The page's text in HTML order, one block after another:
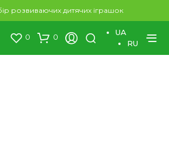
розвиваючих дитячих іграшок
0 0
UA
RU